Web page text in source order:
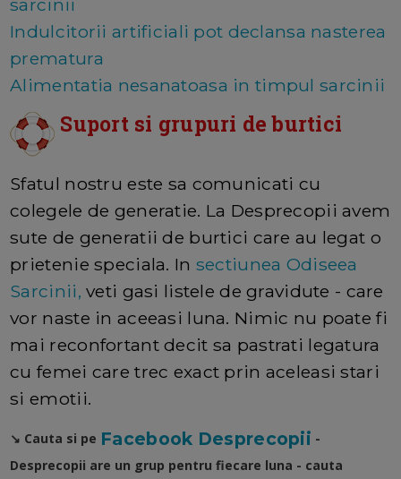
sarcinii
Indulcitorii artificiali pot declansa nasterea
prematura
Alimentatia nesanatoasa in timpul sarcinii
Suport si grupuri de burtici
Sfatul nostru este sa comunicati cu
colegele de generatie. La Desprecopii avem
sute de generatii de burtici care au legat o
prietenie speciala. In sectiunea Odiseea
Sarcinii,veti gasi listele de gravidute - care
vor naste in aceeasi luna. Nimic nu poate fi
mai reconfortant decit sa pastrati legatura
cu femei care trec exact prin aceleasi stari
si emotii.
↘️ Cauta si pe Facebook Desprecopii -
Desprecopii are un grup pentru fiecare luna - cauta